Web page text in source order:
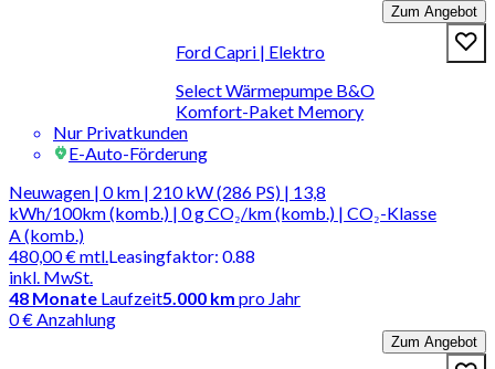
Zum Angebot
Ford Capri | Elektro
Select Wärmepumpe B&O
Komfort-Paket Memory
Nur Privatkunden
E-Auto-Förderung
Neuwagen | 0 km | 210 kW (286 PS) | 13,8
kWh/100km (komb.) | 0 g CO₂/km (komb.) | CO₂-Klasse
A (komb.)
480,00 €mtl.
inkl. MwSt.
Leasingfaktor: 0.88
48 Monate Laufzeit5.000 km pro Jahr
0 € Anzahlung
Zum Angebot